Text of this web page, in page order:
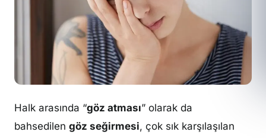
Halk arasında “göz atması” olarak da
bahsedilen göz seğirmesi, çok sık karşılaşılan